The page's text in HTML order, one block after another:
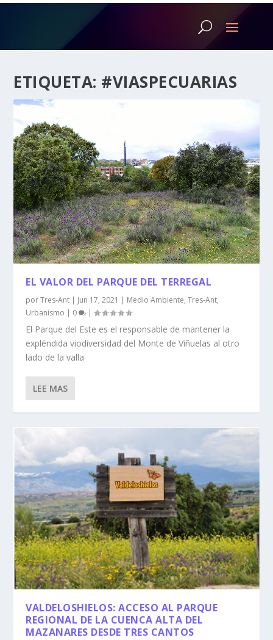
ETIQUETA: #VIASPECUARIAS
EL VALOR DEL PARQUE DEL TERREGAL
porTres-Ant | Jun 17, 2021 | Medio Ambiente,Tres-Ant,
Urbanismo | 0 |
El Parque del Este es el responsable de mantener la
expléndida viodiversidad del Monte de Viñuelas al otro
lado de la valla
LEE MAS
VALDELOSHIELOS: ACCESO AL PARQUE
REGIONAL DE LA CUENCA ALTA DEL
MAZANARES DESDE TRES CANTOS